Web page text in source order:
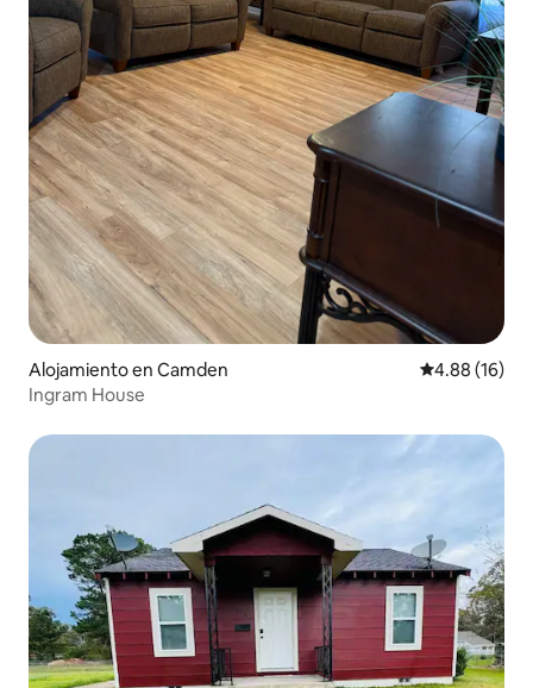
Alojamiento en Camden Calificación
4.88 (16)
Ingram House